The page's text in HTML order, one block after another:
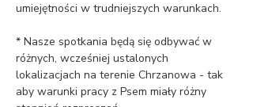
umiejętności w trudniejszych warunkach.
* Nasze spotkania będą się odbywać w
różnych, wcześniej ustalonych
lokalizacjach na terenie Chrzanowa - tak
aby warunki pracy z Psem miały różny